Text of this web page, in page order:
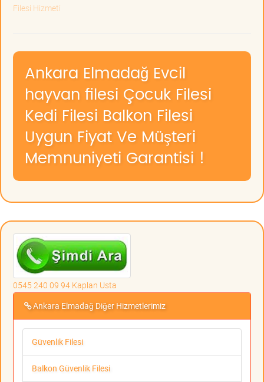
Filesi Hizmeti
Ankara Elmadağ Evcil
hayvan filesi Çocuk Filesi
Kedi Filesi Balkon Filesi
Uygun Fiyat Ve Müşteri
Memnuniyeti Garantisi !
0545 240 09 94 Kaplan Usta
Ankara Elmadağ Diğer Hizmetlerimiz
Güvenlik Filesi
Balkon Güvenlik Filesi